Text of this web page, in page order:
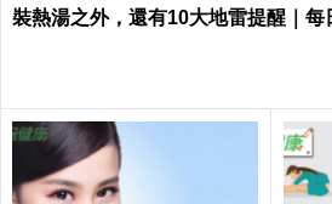
裝熱湯之外，還有10大地雷提醒｜每